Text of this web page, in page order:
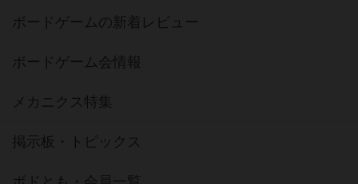
ボードゲームの新着レビュー
ボードゲーム会情報
メカニクス特集
掲示板・トピックス